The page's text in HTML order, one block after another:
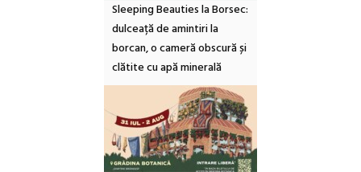
Sleeping Beauties la Borsec:
dulceață de amintiri la
borcan, o cameră obscură și
clătite cu apă minerală